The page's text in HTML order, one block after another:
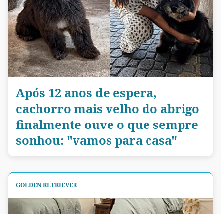
Após 12 anos de espera,
cachorro mais velho do abrigo
finalmente ouve o que sempre
sonhou: "vamos para casa"
GOLDEN RETRIEVER